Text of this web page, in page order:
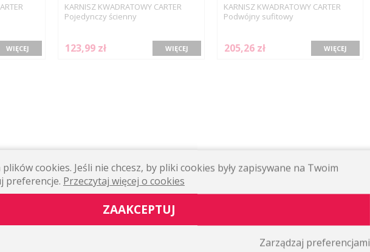
WIĘCEJ
KARNISZ KWADRATOWY CARTER
Pojedynczy ścienny
123,99 zł WIĘCEJ
KARNISZ KWADRATOWY CARTER
Podwójny sufitowy
205,26 zł WIĘCEJ
cookies. Jeśli nie chcesz, by pliki cookies były zapisywane na Twoim
preferencje. Przeczytaj więcej o cookies
ZAAKCEPTUJ
Zarządzaj preferencjami